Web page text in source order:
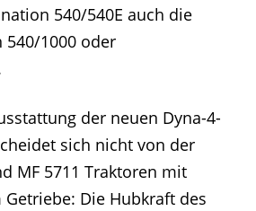
540/540E auch die
1000 oder
der neuen Dyna-4-
sich nicht von der
MF 5711 Traktoren mit
Die Hubkraft des